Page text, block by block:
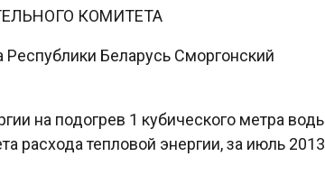
КОМИТЕТА
Беларусь Сморгонский
на подогрев 1 кубического метра
тепловой энергии, за июль 2013